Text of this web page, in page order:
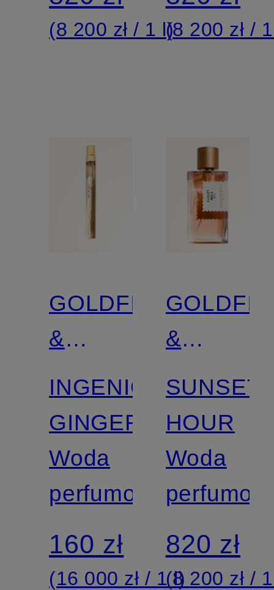
(8 200 zł / 1 l)(8 200 zł /
GOLDFIELD
&
BANKS
INGENIOUS
GINGER
Woda
perfumowana
160 zł
(16 000 zł / 1 l)
&
BANKS
SUNSET
HOUR
Woda
820 zł
(8 200 zł /